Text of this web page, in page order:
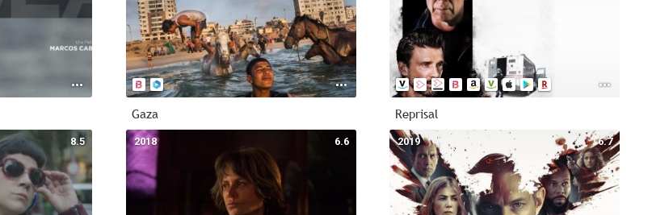
Gaza Reprisal
8.5 6.6
2018 6.7
2019